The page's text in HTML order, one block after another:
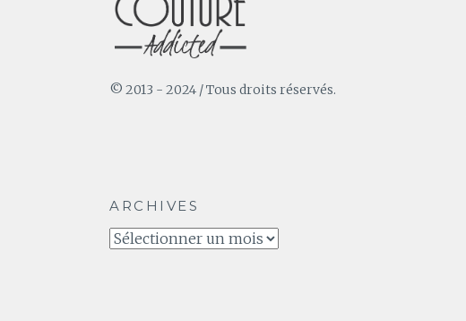
© 2013 - 2024 / Tous droits réservés.
ARCHIVES
Archives